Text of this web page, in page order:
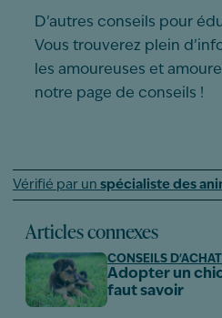
D’autres conseils pour
Vous trouverez plein
les amoureuses et
notre page de conseils !
Vérifié par un spécialiste des
Articles connexes
CONSEILS D'ACHAT
Adopter un
faut savoir